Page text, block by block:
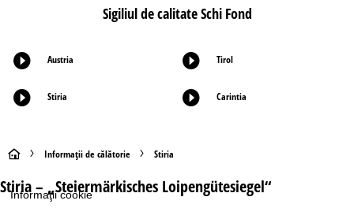
Informaţii cookie
Sigiliul de calitate Schi Fond
Austria Tirol
Stiria Carintia
A
c
Informaţii de călătorie Stiria
Stiria – „Steiermärkisches Loipengütesiegel“